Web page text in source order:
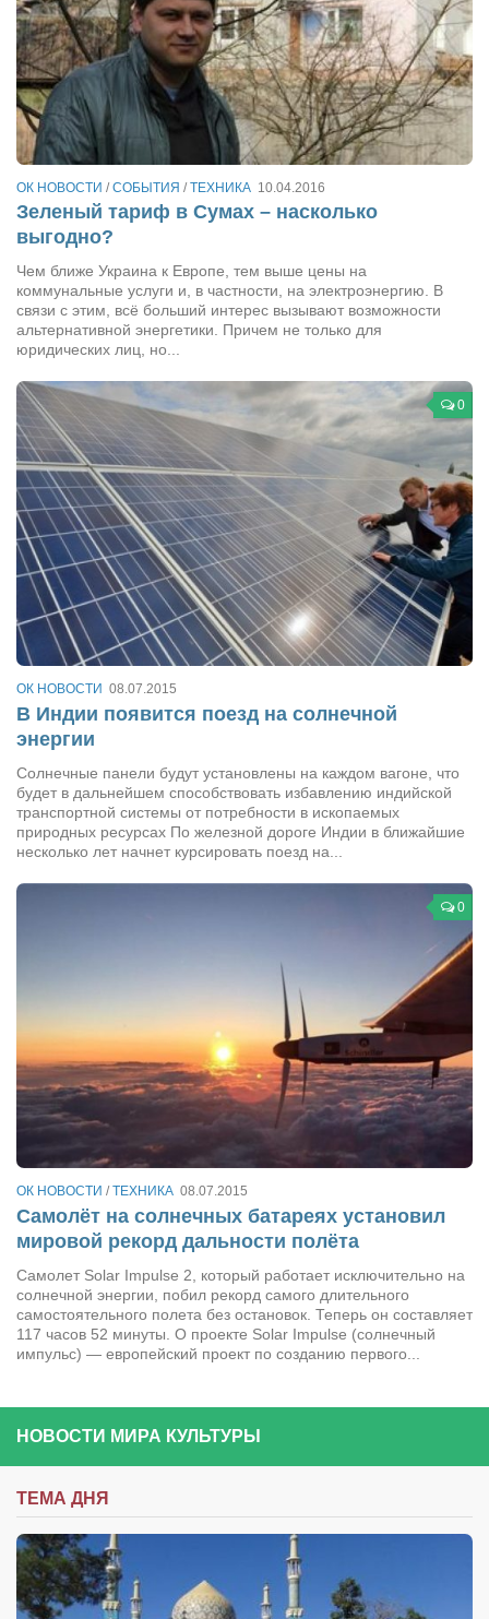
Режиссёры
Художники
Надія Белокур
Анна Гидора
Леонтий Костур
Римма Миленкова
Ирина Проценко
Александр Садовский
Сергей Степанов
Анна Черненко
Гостиная
Он и Она
Конкурсы
Фестиваль. Конкурс «Колибри» 2017
Конкурс «Колибри» 2016
Конкурс «Колибри» 2015
Конкурс «Колибри» 2014
Конкурс «Колибри — детям!» 2014
Конкурс «Колибри» 2013
Интервью
Афиша
ОК НОВОСТИ /СОБЫТИЯ /ТЕХНИКА 10.04.2016
Зеленый тариф в Сумах – насколько
выгодно?
Чем ближе Украина к Европе, тем выше цены на
коммунальные услуги и, в частности, на электроэнергию. В
связи с этим, всё больший интерес вызывают возможности
альтернативной энергетики. Причем не только для
юридических лиц, но...
0
ОК НОВОСТИ 08.07.2015
В Индии появится поезд на солнечной
энергии
Солнечные панели будут установлены на каждом вагоне, что
будет в дальнейшем способствовать избавлению индийской
транспортной системы от потребности в ископаемых
природных ресурсах По железной дороге Индии в ближайшие
несколько лет начнет курсировать поезд на...
0
ОК НОВОСТИ /ТЕХНИКА 08.07.2015
Самолёт на солнечных батареях установил
мировой рекорд дальности полёта
Самолет Solar Impulse 2, который работает исключительно на
солнечной энергии, побил рекорд самого длительного
самостоятельного полета без остановок. Теперь он составляет
117 часов 52 минуты. О проекте Solar Impulsе (солнечный
импульс) — европейский проект по созданию первого...
НОВОСТИ МИРА КУЛЬТУРЫ
ТЕМА ДНЯ